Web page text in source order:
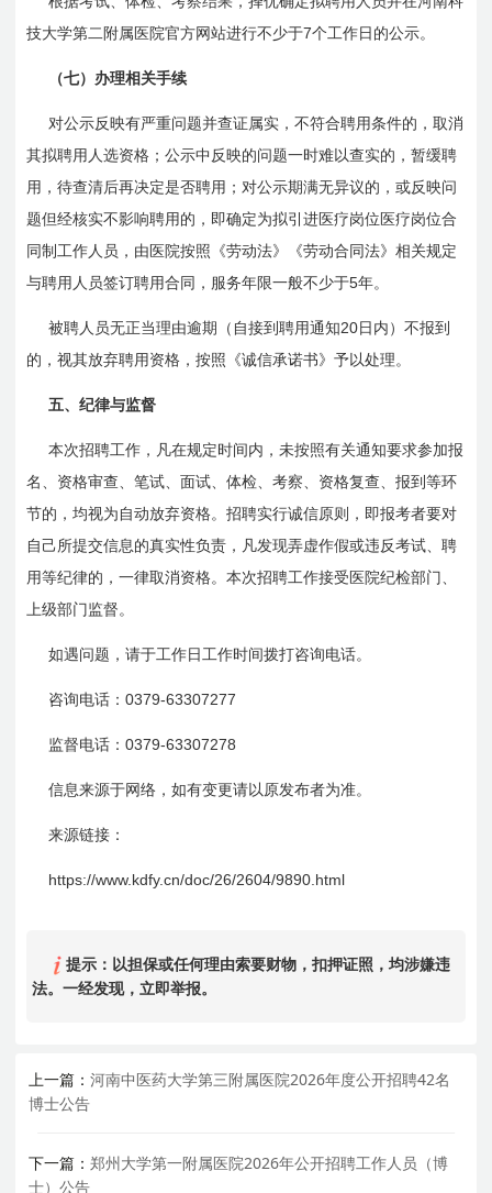
技大学第二附属医院官方网站进行不少于7个工作日的公示。
（七）办理相关手续
对公示反映有严重问题并查证属实，不符合聘用条件的，取消
其拟聘用人选资格；公示中反映的问题一时难以查实的，暂缓聘
用，待查清后再决定是否聘用；对公示期满无异议的，或反映问
题但经核实不影响聘用的，即确定为拟引进医疗岗位医疗岗位合
同制工作人员，由医院按照《劳动法》《劳动合同法》相关规定
与聘用人员签订聘用合同，服务年限一般不少于5年。
被聘人员无正当理由逾期（自接到聘用通知20日内）不报到
的，视其放弃聘用资格，按照《诚信承诺书》予以处理。
五、纪律与监督
本次招聘工作，凡在规定时间内，未按照有关通知要求参加报
名、资格审查、笔试、面试、体检、考察、资格复查、报到等环
节的，均视为自动放弃资格。招聘实行诚信原则，即报考者要对
自己所提交信息的真实性负责，凡发现弄虚作假或违反考试、聘
用等纪律的，一律取消资格。本次招聘工作接受医院纪检部门、
上级部门监督。
如遇问题，请于工作日工作时间拨打咨询电话。
咨询电话：0379-63307277
监督电话：0379-63307278
信息来源于网络，如有变更请以原发布者为准。
来源链接：
https://www.kdfy.cn/doc/26/2604/9890.html
提示：以担保或任何理由索要财物，扣押证照，均涉嫌违
法。一经发现，立即举报。
上一篇：河南中医药大学第三附属医院2026年度公开招聘42名
博士公告
下一篇：郑州大学第一附属医院2026年公开招聘工作人员（博
士）公告